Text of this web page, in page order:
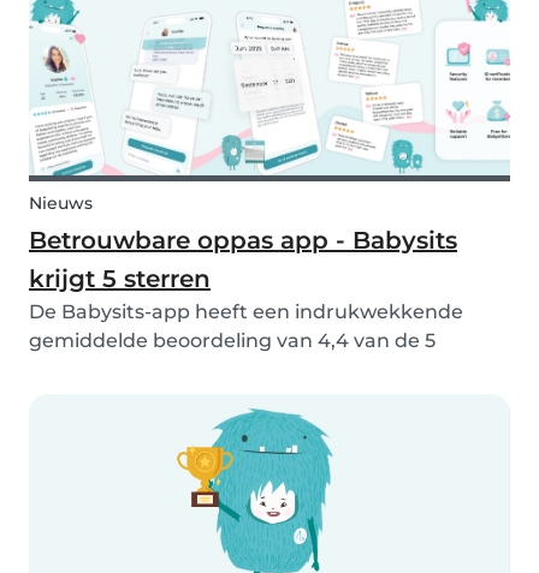
ouders...
Nieuws
Betrouwbare oppas app - Babysits
krijgt 5 sterren
De Babysits-app heeft een indrukwekkende
gemiddelde beoordeling van 4,4 van de 5
dan 2 miljoen app-downloads. Dit weerspiegelt
de positieve erva...